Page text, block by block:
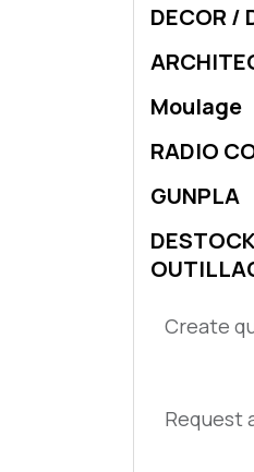
DECOR /
Moulage
RADIO
GUNPLA
Create
Request